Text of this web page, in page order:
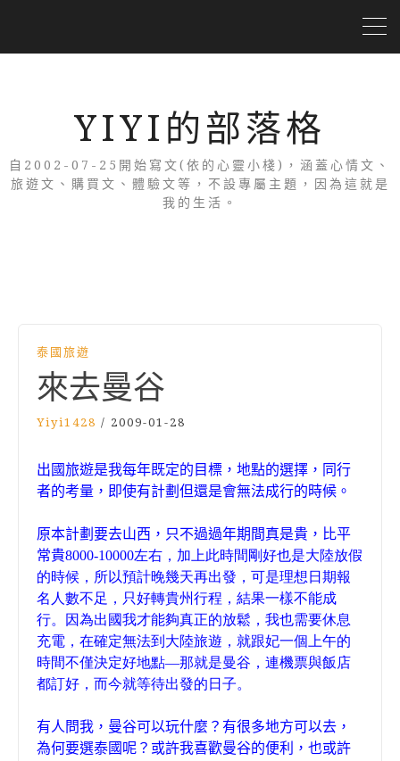
YIYI的部落格
自2002-07-25開始寫文(依的心靈小棧)，涵蓋心情文、
旅遊文、購買文、體驗文等，不設專屬主題，因為這就是
我的生活。
泰國旅遊
來去曼谷
Yiyi1428 / 2009-01-28
出國旅遊是我每年既定的目標，地點的選擇，同行
者的考量，即使有計劃但還是會無法成行的時候。
原本計劃要去山西，只不過過年期間真是貴，比平
常貴8000-10000左右，加上此時間剛好也是大陸放假
的時候，所以預計晚幾天再出發，可是理想日期報
名人數不足，只好轉貴州行程，結果一樣不能成
行。因為出國我才能夠真正的放鬆，我也需要休息
充電，在確定無法到大陸旅遊，就跟妃一個上午的
時間不僅決定好地點—那就是曼谷，連機票與飯店
都訂好，而今就等待出發的日子。
有人問我，曼谷可以玩什麼？有很多地方可以去，
為何要選泰國呢？或許我喜歡曼谷的便利，也或許